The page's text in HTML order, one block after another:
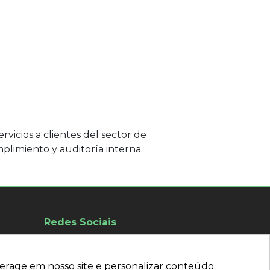
em nosso site e personalizar conteúdo.
em nosso site e personalizar conteúdo.
a clientes del sector de
y auditoría interna.
Redes Sociais